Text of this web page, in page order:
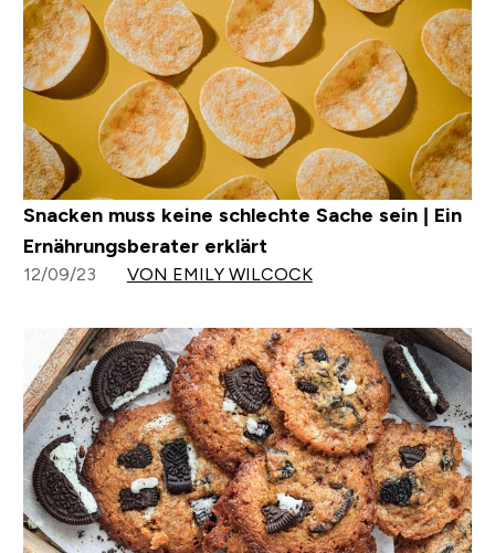
Snacken muss keine schlechte Sache sein | Ein
Ernährungsberater erklärt
12/09/23 VON EMILY WILCOCK